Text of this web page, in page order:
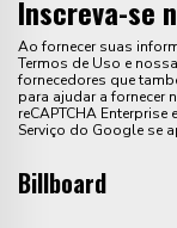
Inscreva-se
Ao fornecer suas
Termos de Uso e
fornecedores que
para ajudar a fornecer
reCAPTCHA
Serviço do Google se
Billboard